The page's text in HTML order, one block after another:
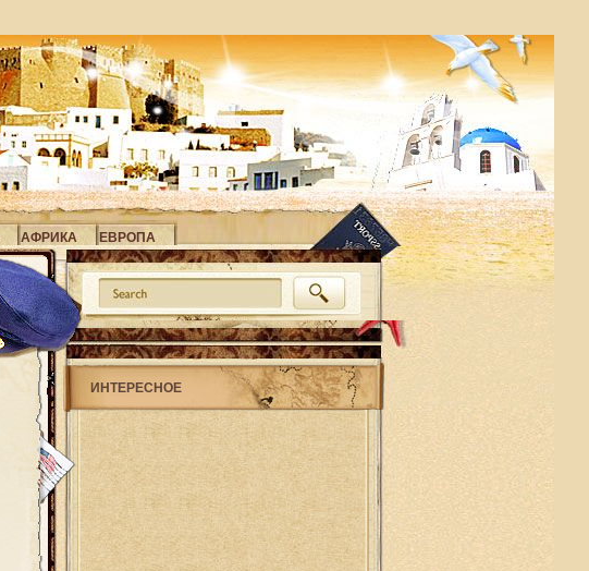
АФРИКА ЕВРОПА
ИНТЕРЕСНОЕ